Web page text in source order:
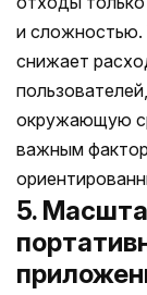
и сложностью.
снижает
окружающую
важным
5.